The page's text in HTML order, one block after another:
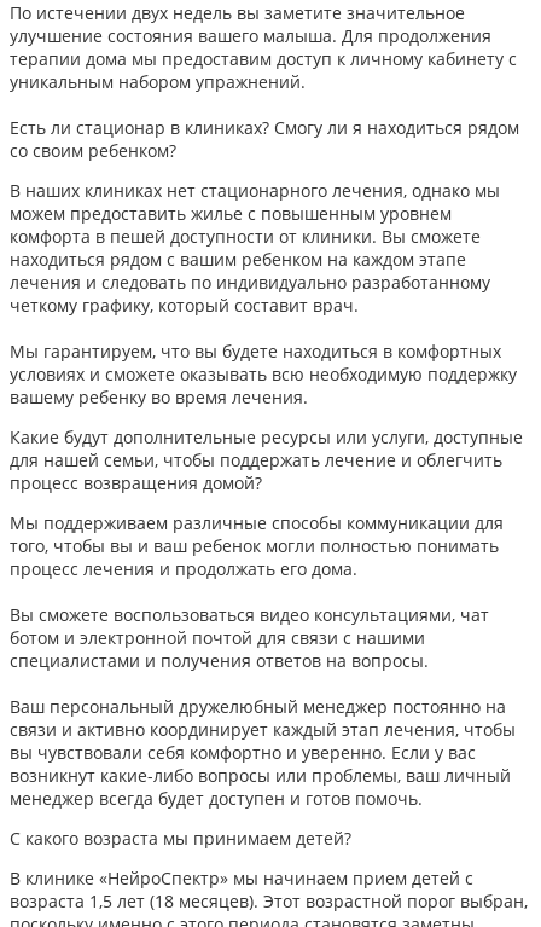
По истечении двух недель вы заметите значительное
улучшение состояния вашего малыша. Для продолжения
терапии дома мы предоставим доступ к личному кабинету с
уникальным набором упражнений.
Есть ли стационар в клиниках? Смогу ли я находиться рядом
со своим ребенком?
В наших клиниках нет стационарного лечения, однако мы
можем предоставить жилье с повышенным уровнем
комфорта в пешей доступности от клиники. Вы сможете
находиться рядом с вашим ребенком на каждом этапе
лечения и следовать по индивидуально разработанному
четкому графику, который составит врач.
Мы гарантируем, что вы будете находиться в комфортных
условиях и сможете оказывать всю необходимую поддержку
вашему ребенку во время лечения.
Какие будут дополнительные ресурсы или услуги, доступные
для нашей семьи, чтобы поддержать лечение и облегчить
процесс возвращения домой?
Мы поддерживаем различные способы коммуникации для
того, чтобы вы и ваш ребенок могли полностью понимать
процесс лечения и продолжать его дома.
Вы сможете воспользоваться видео консультациями, чат
ботом и электронной почтой для связи с нашими
специалистами и получения ответов на вопросы.
Ваш персональный дружелюбный менеджер постоянно на
связи и активно координирует каждый этап лечения, чтобы
вы чувствовали себя комфортно и уверенно. Если у вас
возникнут какие-либо вопросы или проблемы, ваш личный
менеджер всегда будет доступен и готов помочь.
С какого возраста мы принимаем детей?
В клинике «НейроСпектр» мы начинаем прием детей с
возраста 1,5 лет (18 месяцев). Этот возрастной порог выбран,